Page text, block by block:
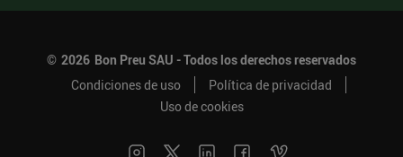
© 2026 Bon Preu SAU - Todos los derechos reservados
Condiciones de uso
Política de privacidad
Uso de cookies